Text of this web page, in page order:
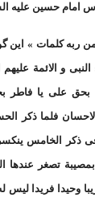
ربه کلمات » این
و الائمة علیهم
بحق علی یا فاطر
فلما ذکر
فی ذکر الخامس
تصغر عندها
وحیدا فریدا لیس له